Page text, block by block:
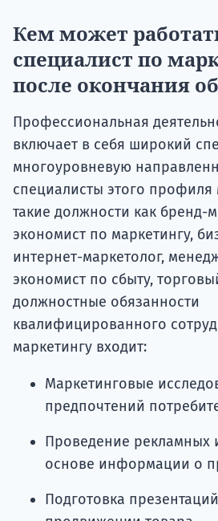
Кем может
специалист по
после окончания
Профессиональная
включает в себя широкий
многоуровневую
специалисты этого профиля
такие должности как бренд-
экономист по маркетингу,
интернет-маркетолог,
экономист по сбыту,
должностные обязанности
квалифицированного
маркетингу входит:
Маркетинговые
предпочтений
Проведение рекламных
основе информации о
Подготовка